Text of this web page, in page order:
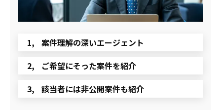
案件理解の深いエージェント
ご希望にそった案件を紹介
該当者には非公開案件も紹介